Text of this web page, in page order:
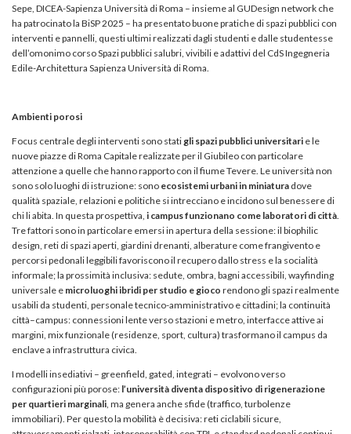
Sepe, DICEA-Sapienza Università di Roma – insieme al GUDesign network che
ha patrocinato la BiSP 2025 – ha presentato buone pratiche di spazi pubblici con
interventi e pannelli, questi ultimi realizzati dagli studenti e dalle studentesse
dell’omonimo corso Spazi pubblici salubri, vivibili e adattivi del CdS Ingegneria
Edile-Architettura Sapienza Università di Roma.
Ambienti porosi
Focus centrale degli interventi sono stati gli spazi pubblici universitari e le
nuove piazze di Roma Capitale realizzate per il Giubileo con particolare
attenzione a quelle che hanno rapporto con il fiume Tevere. Le università non
sono solo luoghi di istruzione: sono ecosistemi urbani in miniatura dove
qualità spaziale, relazioni e politiche si intrecciano e incidono sul benessere di
chi li abita. In questa prospettiva, i campus funzionano come laboratori di città
Tre fattori sono in particolare emersi in apertura della sessione: il biophilic
design, reti di spazi aperti, giardini drenanti, alberature come frangivento e
percorsi pedonali leggibili favoriscono il recupero dallo stress e la socialità
informale; la prossimità inclusiva: sedute, ombra, bagni accessibili, wayfinding
universale e microluoghi ibridi per studio e gioco rendono gli spazi realmente
usabili da studenti, personale tecnico-amministrativo e cittadini; la continuità
città–campus: connessioni lente verso stazioni e metro, interfacce attive ai
margini, mix funzionale (residenze, sport, cultura) trasformano il campus da
enclave a infrastruttura civica.
I modelli insediativi – greenfield, gated, integrati – evolvono verso
configurazioni più porose: l’università diventa dispositivo di rigenerazione
per quartieri marginali , ma genera anche sfide (traffico, turbolenze
immobiliari). Per questo la mobilità è decisiva: reti ciclabili sicure,